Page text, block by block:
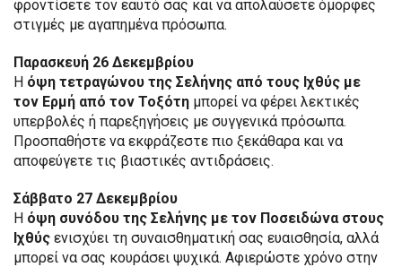
φροντίσετε τον εαυτό σας και να απολαύσετε όμορφες
στιγμές με αγαπημένα πρόσωπα.
Παρασκευή 26 Δεκεμβρίου
Η όψη τετραγώνου της Σελήνης από τους Ιχθύς με
τον Ερμή από τον Τοξότη μπορεί να φέρει λεκτικές
υπερβολές ή παρεξηγήσεις με συγγενικά πρόσωπα.
Προσπαθήστε να εκφράζεστε πιο ξεκάθαρα και να
αποφεύγετε τις βιαστικές αντιδράσεις.
Σάββατο 27 Δεκεμβρίου
Η όψη συνόδου της Σελήνης με τον Ποσειδώνα στους
Ιχθύς ενισχύει τη συναισθηματική σας ευαισθησία, αλλά
μπορεί να σας κουράσει ψυχικά. Αφιερώστε χρόνο στην